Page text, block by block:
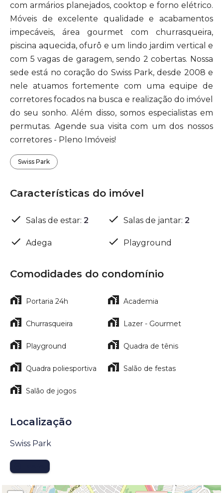
com armários planejados, cooktop e forno elétrico.
Móveis de excelente qualidade e acabamentos
impecáveis, área gourmet com churrasqueira,
piscina aquecida, ofurô e um lindo jardim vertical e
com 5 vagas de garagem, sendo 2 cobertas. Nossa
sede está no coração do Swiss Park, desde 2008 e
nele atuamos fortemente com uma equipe de
corretores focados na busca e realização do imóvel
do seu sonho. Além disso, somos especialistas em
permutas. Agende sua visita com um dos nossos
corretores - Pleno Imóveis!
Swiss Park
Características do imóvel
Salas de estar: 2 Salas de jantar: 2
Adega Playground
Comodidades do condomínio
Portaria 24h Academia
Churrasqueira Lazer - Gourmet
Playground Quadra de tênis
Quadra poliesportiva Salão de festas
Salão de jogos
Localização
Swiss Park